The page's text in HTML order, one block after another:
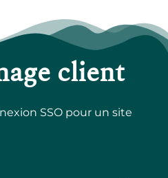
client
SSO pour un site